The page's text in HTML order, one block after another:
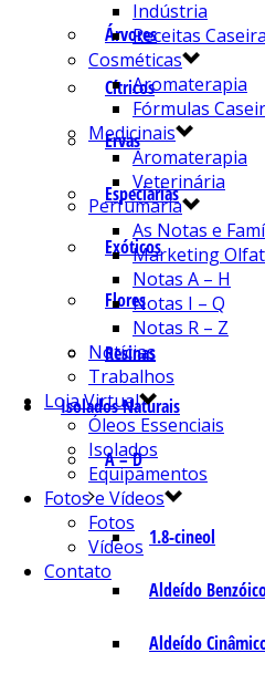
Árvores
Cítricos
Ervas
Especiarias
Exóticos
Flores
Resinas
Isolados Naturais
A – D
1.8-cineol
Aldeído
Aldeído
Indústria
Receitas
Cosméticas
Aromaterapia
Fórmulas
Medicinais
Aromaterapia
Veterinária
Perfumaria
As Notas e
Marketing
Notas A – H
Notas I – Q
Notas R – Z
Notícias
Trabalhos
Loja Virtual
Óleos Essenciais
Isolados
Equipamentos
Fotos e Vídeos
Fotos
Vídeos
Contato